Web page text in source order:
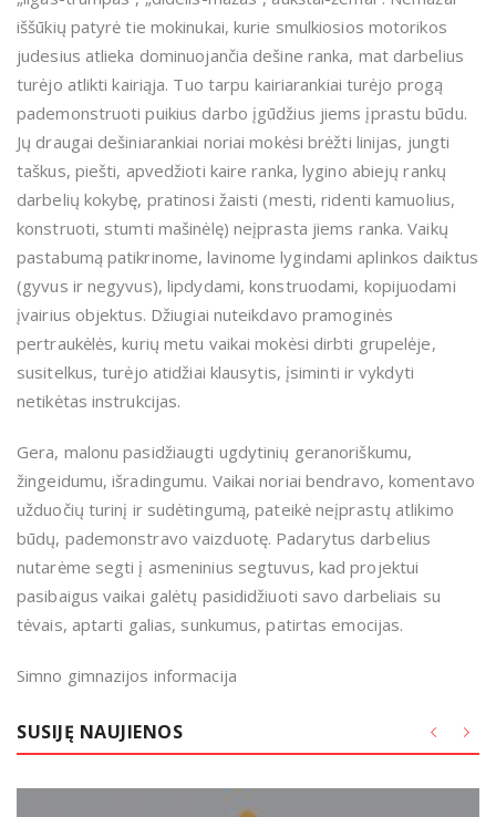
iššūkių patyrė tie mokinukai, kurie smulkiosios motorikos
judesius atlieka dominuojančia dešine ranka, mat darbelius
turėjo atlikti kairiąja. Tuo tarpu kairiarankiai turėjo progą
pademonstruoti puikius darbo įgūdžius jiems įprastu būdu.
Jų draugai dešiniarankiai noriai mokėsi brėžti linijas, jungti
taškus, piešti, apvedžioti kaire ranka, lygino abiejų rankų
darbelių kokybę, pratinosi žaisti (mesti, ridenti kamuolius,
konstruoti, stumti mašinėlę) neįprasta jiems ranka. Vaikų
pastabumą patikrinome, lavinome lygindami aplinkos daiktus
(gyvus ir negyvus), lipdydami, konstruodami, kopijuodami
įvairius objektus. Džiugiai nuteikdavo pramoginės
pertraukėlės, kurių metu vaikai mokėsi dirbti grupelėje,
susitelkus, turėjo atidžiai klausytis, įsiminti ir vykdyti
netikėtas instrukcijas.
Gera, malonu pasidžiaugti ugdytinių geranoriškumu,
žingeidumu, išradingumu. Vaikai noriai bendravo, komentavo
užduočių turinį ir sudėtingumą, pateikė neįprastų atlikimo
būdų, pademonstravo vaizduotę. Padarytus darbelius
nutarėme segti į asmeninius segtuvus, kad projektui
pasibaigus vaikai galėtų pasididžiuoti savo darbeliais su
tėvais, aptarti galias, sunkumus, patirtas emocijas.
Simno gimnazijos informacija
SUSIJĘ NAUJIENOS